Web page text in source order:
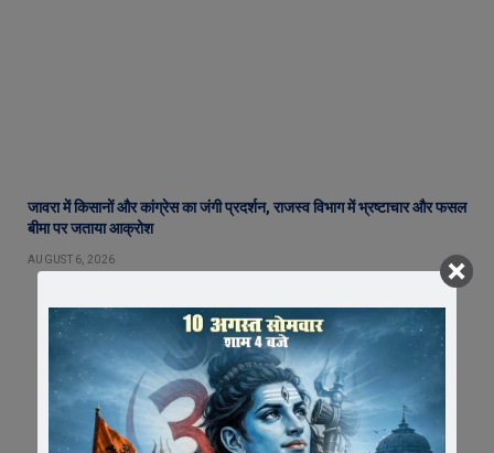
जावरा में किसानों और कांग्रेस का जंगी प्रदर्शन, राजस्व विभाग में भ्रष्टाचार और फसल
बीमा पर जताया आक्रोश
AUGUST 6, 2026